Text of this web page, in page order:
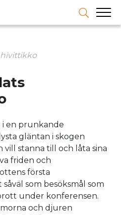
i en prunkande
gläntan i skogen
vill stanna till och låta sina
friden och
första
som besöksmål som
under konferensen.
och djuren